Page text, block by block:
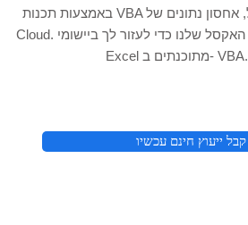
באמצעות תכנות VBA אקסל, אחסון נתונים של Python ו-
Cloud. שכור את מומחה האקסל שלנו כדי לעזור לך ביישומי
Excel מתוכנתים ב- VBA.
קבל ייעוץ חינם עכשיו